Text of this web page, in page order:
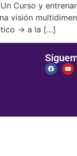
Curso y
visión
→ a la […]